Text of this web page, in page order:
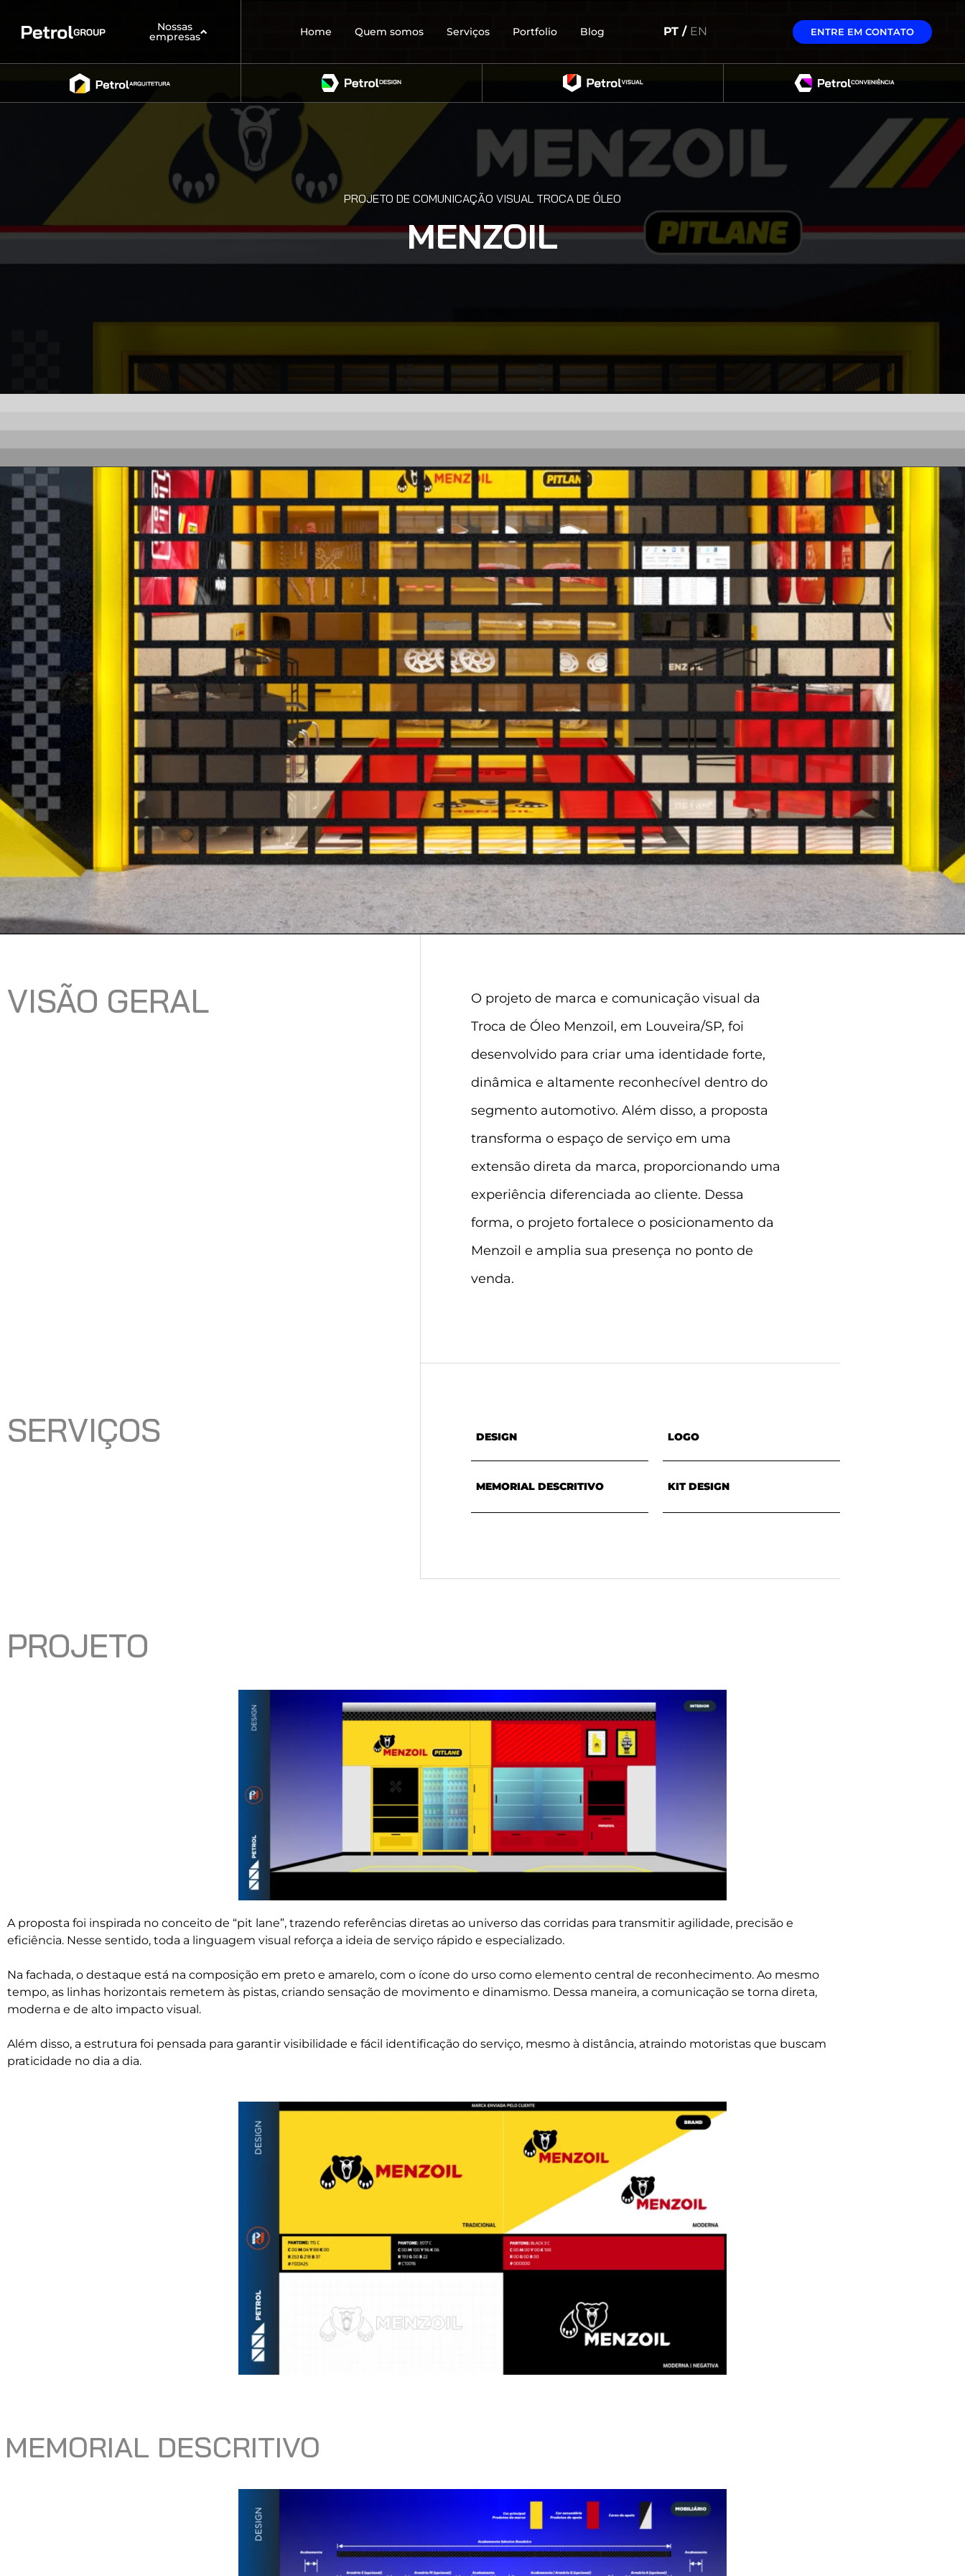
Nossas
empresas Home Quem somos Serviços Portfolio Blog PT / EN ENTRE EM CONTATO
PROJETO DE COMUNICAÇÃO VISUAL TROCA DE ÓLEO
MENZOIL
VISÃO GERAL
O projeto de marca e comunicação visual da
Troca de Óleo Menzoil, em Louveira/SP, foi
desenvolvido para criar uma identidade forte,
dinâmica e altamente reconhecível dentro do
segmento automotivo. Além disso, a proposta
transforma o espaço de serviço em uma
extensão direta da marca, proporcionando uma
experiência diferenciada ao cliente. Dessa
forma, o projeto fortalece o posicionamento da
Menzoil e amplia sua presença no ponto de
venda.
SERVIÇOS DESIGN LOGO
MEMORIAL DESCRITIVO KIT DESIGN
PROJETO
A proposta foi inspirada no conceito de “pit lane”, trazendo referências diretas ao universo das corridas para transmitir agilidade, precisão e
eficiência. Nesse sentido, toda a linguagem visual reforça a ideia de serviço rápido e especializado.
Na fachada, o destaque está na composição em preto e amarelo, com o ícone do urso como elemento central de reconhecimento. Ao mesmo
tempo, as linhas horizontais remetem às pistas, criando sensação de movimento e dinamismo. Dessa maneira, a comunicação se torna direta,
moderna e de alto impacto visual.
Além disso, a estrutura foi pensada para garantir visibilidade e fácil identificação do serviço, mesmo à distância, atraindo motoristas que buscam
praticidade no dia a dia.
MEMORIAL DESCRITIVO